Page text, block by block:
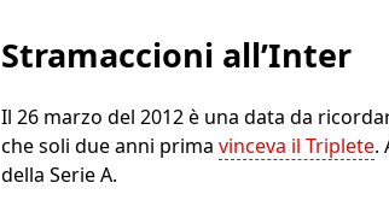
Stramaccioni all’Inter
Il 26 marzo del 2012 è una data da
che soli due anni prima vinceva il Triplete.
della Serie A.